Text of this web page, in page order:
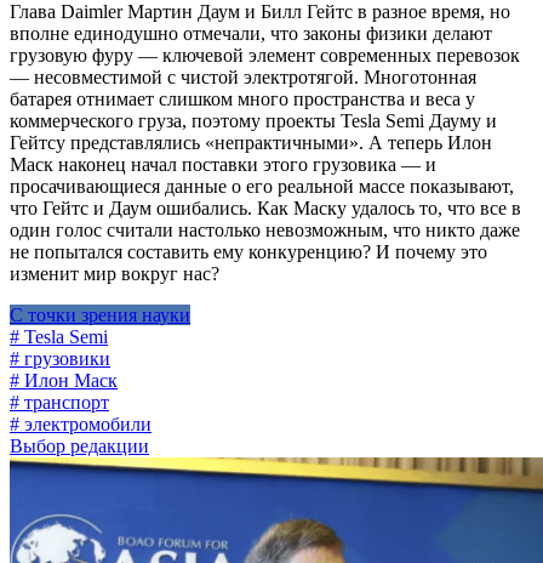
Глава Daimler Мартин Даум и Билл Гейтс в разное время, но
вполне единодушно отмечали, что законы физики делают
грузовую фуру — ключевой элемент современных перевозок
— несовместимой с чистой электротягой. Многотонная
батарея отнимает слишком много пространства и веса у
коммерческого груза, поэтому проекты Tesla Semi Дауму и
Гейтсу представлялись «непрактичными». А теперь Илон
Маск наконец начал поставки этого грузовика — и
просачивающиеся данные о его реальной массе показывают,
что Гейтс и Даум ошибались. Как Маску удалось то, что все в
один голос считали настолько невозможным, что никто даже
не попытался составить ему конкуренцию? И почему это
изменит мир вокруг нас?
С точки зрения науки
# Tesla Semi
# грузовики
# Илон Маск
# транспорт
# электромобили
Выбор редакции